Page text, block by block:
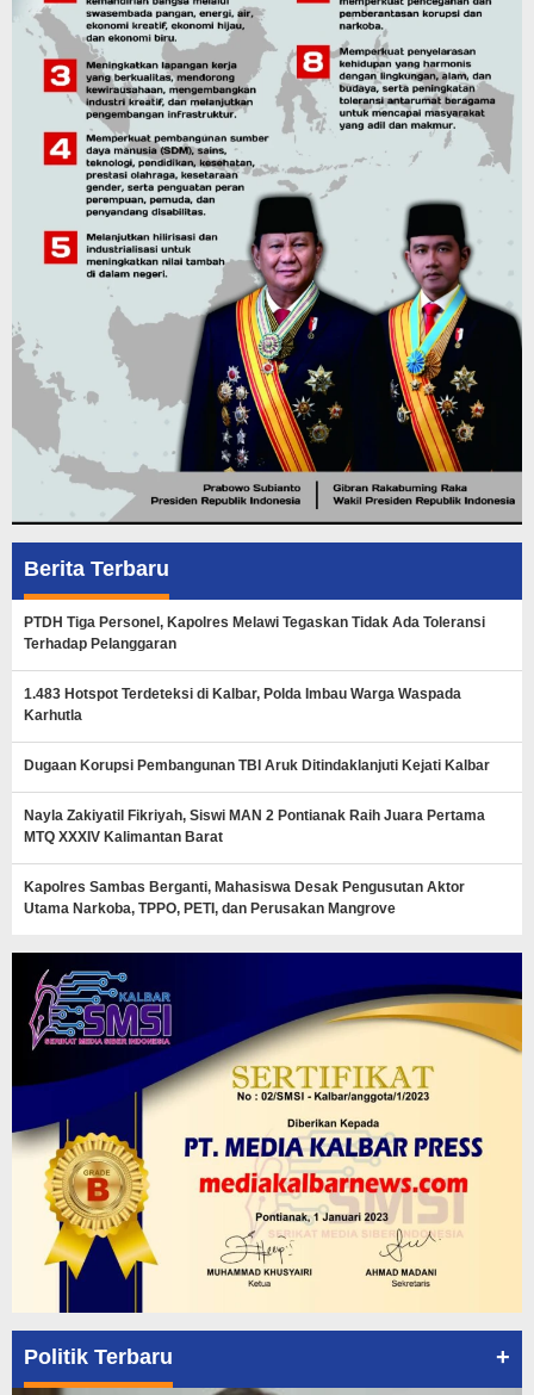
Berita Terbaru
PTDH Tiga Personel, Kapolres Melawi Tegaskan Tidak Ada Toleransi
Terhadap Pelanggaran
1.483 Hotspot Terdeteksi di Kalbar, Polda Imbau Warga Waspada
Karhutla
Dugaan Korupsi Pembangunan TBI Aruk Ditindaklanjuti Kejati Kalbar
Nayla Zakiyatil Fikriyah, Siswi MAN 2 Pontianak Raih Juara Pertama
MTQ XXXIV Kalimantan Barat
Kapolres Sambas Berganti, Mahasiswa Desak Pengusutan Aktor
Utama Narkoba, TPPO, PETI, dan Perusakan Mangrove
Politik Terbaru +